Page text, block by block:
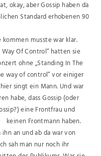
okay, aber Gossip haben da
Standard erhobenen 90
musste war klar.
Of Control“ hatten sie
ohne „Standing In The
way of control” vor einiger
singt ein Mann. Und war
habe, dass Gossip (oder
eine Frontfrau und
keinen Frontmann haben.
an und ab da war von
sah man nur noch ihr